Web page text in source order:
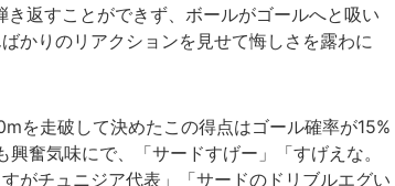
返すことができず、ボールがゴールへと吸い
かりのリアクションを見せて悔しさを露わに
を走破して決めたこの得点はゴール確率が15%
興奮気味にで、「サードすげー」「すげえな。
がチュニジア代表」「サードのドリブルエグい